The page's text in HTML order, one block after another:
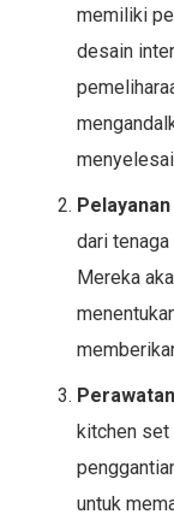
memiliki
desain
dari
Mereka
kitchen set
untuk